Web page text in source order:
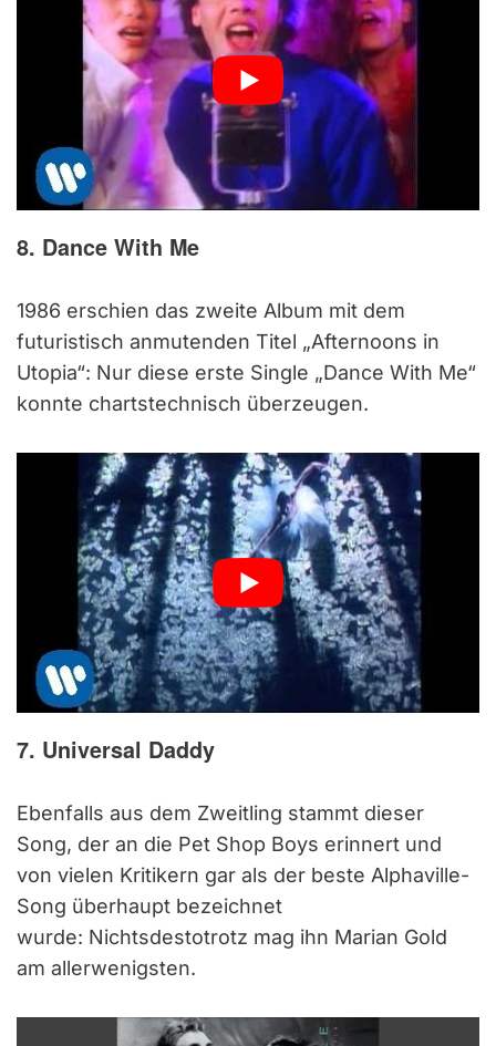
8. Dance With Me
1986 erschien das zweite Album mit dem
futuristisch anmutenden Titel „Afternoons in
Utopia“: Nur diese erste Single „Dance With Me“
konnte chartstechnisch überzeugen.
7. Universal Daddy
Ebenfalls aus dem Zweitling stammt dieser
Song, der an die Pet Shop Boys erinnert und
von vielen Kritikern gar als der beste Alphaville-
Song überhaupt bezeichnet
wurde: Nichtsdestotrotz mag ihn Marian Gold
am allerwenigsten.